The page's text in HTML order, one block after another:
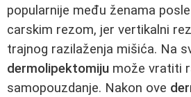
popularnije među ženama
carskim rezom, jer vertikalni
trajnog razilaženja mišića. Na
dermolipektomiju može vratiti
samopouzdanje. Nakon ove